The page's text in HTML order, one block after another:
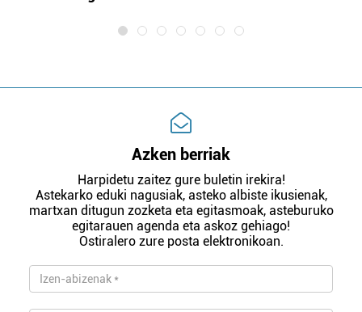
Azken berriak
Harpidetu zaitez gure buletin irekira!
Astekarko eduki nagusiak, asteko albiste ikusienak,
martxan ditugun zozketa eta egitasmoak, asteburuko
egitarauen agenda eta askoz gehiago!
Ostiralero zure posta elektronikoan.